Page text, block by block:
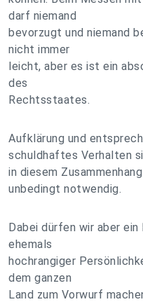
darf niemand
bevorzugt und niemand
nicht immer
leicht, aber es ist ein
des
Rechtsstaates.
Aufklärung und
schuldhaftes Verhalten
in diesem
unbedingt notwendig.
Dabei dürfen wir aber
ehemals
hochrangiger
dem ganzen
Land zum Vorwurf